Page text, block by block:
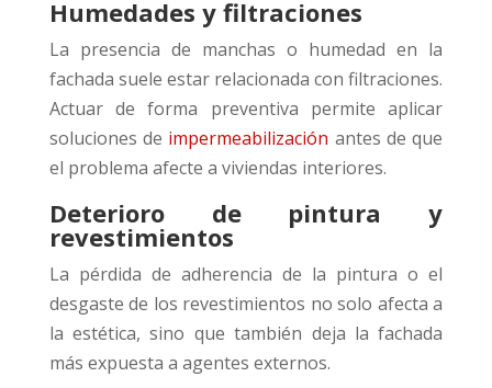
Humedades y filtraciones
La presencia de manchas o humedad en la
fachada suele estar relacionada con filtraciones.
Actuar de forma preventiva permite aplicar
soluciones de impermeabilización antes de que
el problema afecte a viviendas interiores.
Deterioro de pintura y
revestimientos
La pérdida de adherencia de la pintura o el
desgaste de los revestimientos no solo afecta a
la estética, sino que también deja la fachada
más expuesta a agentes externos.